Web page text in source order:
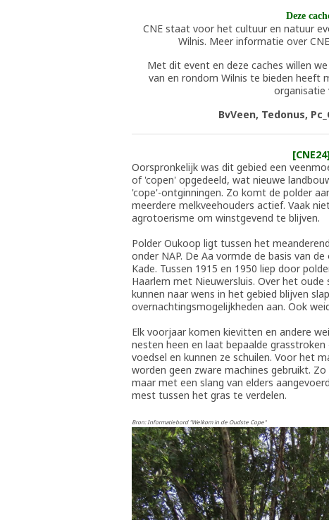
Deze
CNE staat voor het cultuur en natuur
Wilnis. Meer informatie over
Met dit event en deze caches willen
van en rondom Wilnis te bieden heeft
organisatie
BvVeen, Tedonus,
Oorspronkelijk was dit gebied een
of 'copen' opgedeeld, wat nieuwe
'cope'-ontginningen. Zo komt de polder
meerdere melkveehouders actief. Vaak
agrotoerisme om winstgevend te blijven.
Polder Oukoop ligt tussen het
onder NAP. De Aa vormde de basis van
Kade. Tussen 1915 en 1950 liep door
Haarlem met Nieuwersluis. Over het
kunnen naar wens in het gebied blijven
overnachtingsmogelijkheden aan. Ook
Elk voorjaar komen kievitten en andere
nesten heen en laat bepaalde
voedsel en kunnen ze schuilen. Voor het
worden geen zware machines gebruikt.
maar met een slang van elders
mest tussen het gras te verdelen.
Bron: Informatiebord "Welkom in de Oudste Cope"